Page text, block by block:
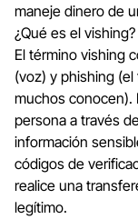
maneje dinero de
¿Qué es el vishing?
El término vishing
(voz) y phishing (el
muchos conocen).
persona a través
información
códigos de
realice una
legítimo.